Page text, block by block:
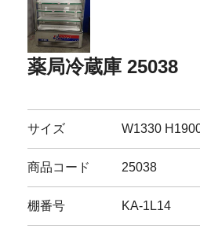
薬局冷蔵庫 25038
サイズ W1330
商品コード 25038
棚番号 KA-1L14